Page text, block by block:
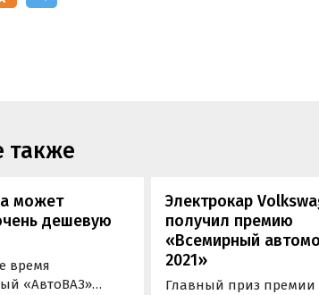
также
может
дешевую
время
«АвтоВАЗ»
Электрокар
получил премию
«Всемирный
2021»
Главный приз премии